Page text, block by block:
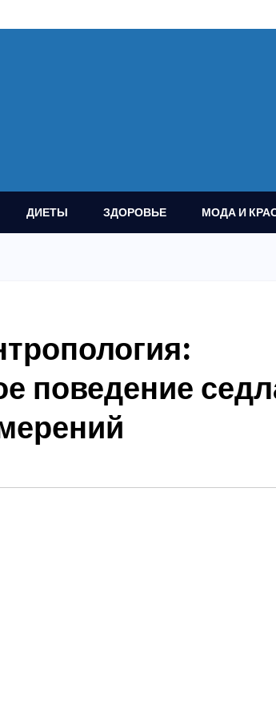
ДИЕТЫ ЗДОРОВЬЕ МОДА И
поведение